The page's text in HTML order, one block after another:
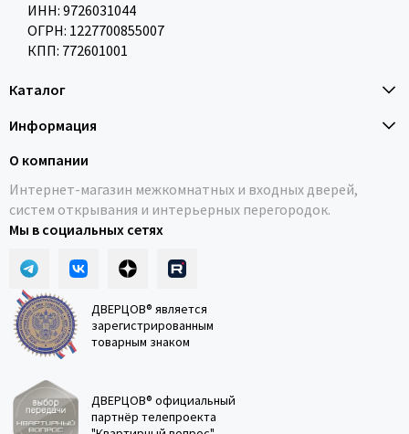
ИНН: 9726031044
ОГРН: 1227700855007
КПП: 772601001
Каталог
Информация
О компании
Интернет-магазин межкомнатных и входных дверей,
систем открывания и интерьерных перегородок.
Мы в социальных сетях
ДВЕРЦОВ® является
зарегистрированным
товарным знаком
ДВЕРЦОВ® официальный
партнёр телепроекта